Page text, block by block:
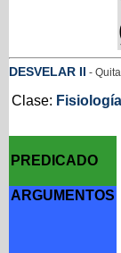
DESVELAR II -
Clase: Fisiología
PREDICADO
ARGUMENTOS